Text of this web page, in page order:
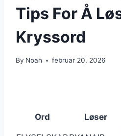
Tips For Å
Kryssord
By Noah februar 20, 2026
Ord Løser